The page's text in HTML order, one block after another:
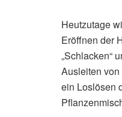
Heutzutage
Eröffnen der
„Schlacken“
Ausleiten
ein Loslösen